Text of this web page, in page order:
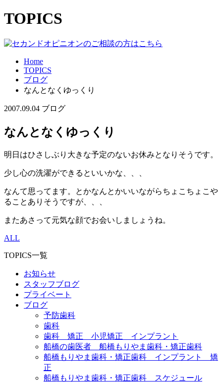
TOPICS
Home
TOPICS
ブログ
なんとなくゆっくり
2007.09.04 ブログ
なんとなくゆっくり
明日はひさしぶり大きな予定のないお休みとなりそうです。
少し心の洗濯ができるといいかな、、、
なんて思ってます。とかなんとかいいながらちょこちょこや
ることありそうですが、、、
またあさって元気な顔でお会いしましょうね。
ALL
TOPICS一覧
お知らせ
スタッフブログ
プライベート
ブログ
予防歯科
歯科
歯科 矯正 小児矯正 インプラント
船橋の歯医者 船橋もりやま歯科・矯正歯科
船橋もりやま歯科・矯正歯科 インプラント 矯
正
船橋もりやま歯科・矯正歯科 スケジュール